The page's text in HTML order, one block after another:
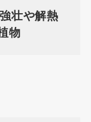
壮や解熱
物